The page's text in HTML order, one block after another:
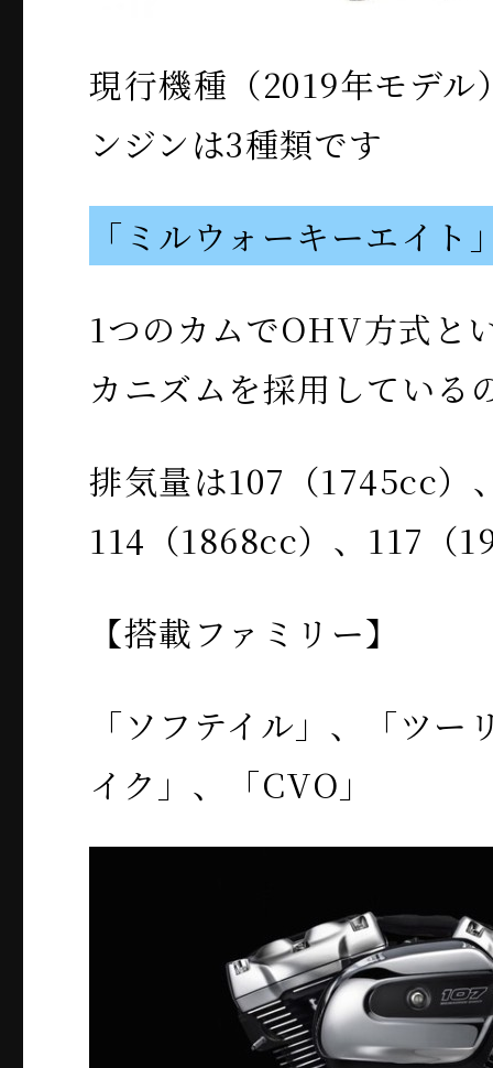
現行機種（2019年モデル
ンジンは3種類です
「ミルウォーキーエイト
1つのカムでOHV方式と
カニズムを採用している
排気量は107（1745cc）
114（1868cc）、117（
【搭載ファミリー】
「ソフテイル」、「ツー
イク」、「CVO」